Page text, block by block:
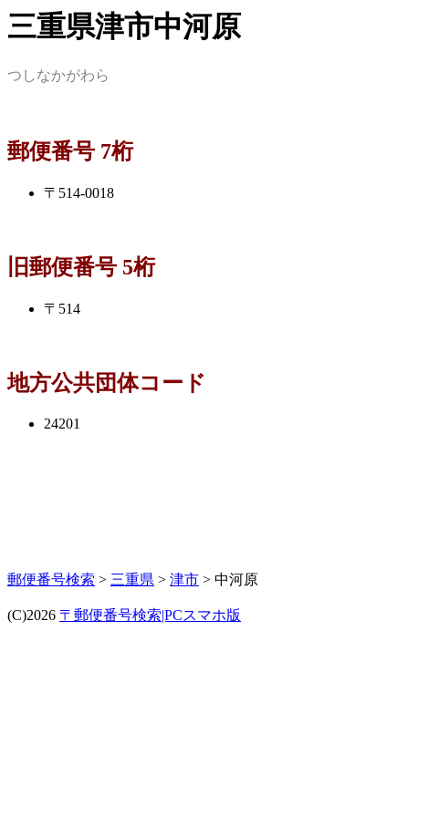
三重県津市中河原
つしなかがわら
郵便番号 7桁
〒514-0018
旧郵便番号 5桁
〒514
地方公共団体コード
24201
郵便番号検索 > 三重県 > 津市 > 中河原
(C)2026 〒郵便番号検索|PCスマホ版